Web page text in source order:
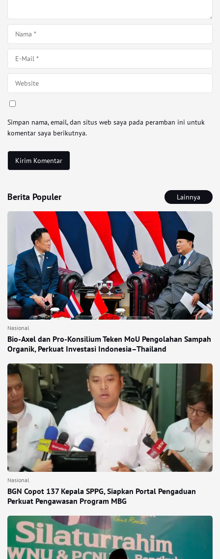
Simpan nama, email, dan situs web saya pada peramban ini untuk
komentar saya berikutnya.
Berita Populer Lainnya
Nasional
Bio-Axel dan Pro-Konsilium Teken MoU Pengolahan Sampah
Organik, Perkuat Investasi Indonesia–Thailand
Nasional
BGN Copot 137 Kepala SPPG, Siapkan Portal Pengaduan
Perkuat Pengawasan Program MBG